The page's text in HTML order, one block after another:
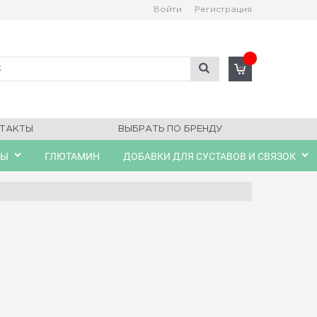
Войти Регистрация
ВЫБРАТЬ ПО БРЕНДУ
ГЛЮТАМИН ДОБАВКИ ДЛЯ СУСТАВОВ И СВЯЗОК